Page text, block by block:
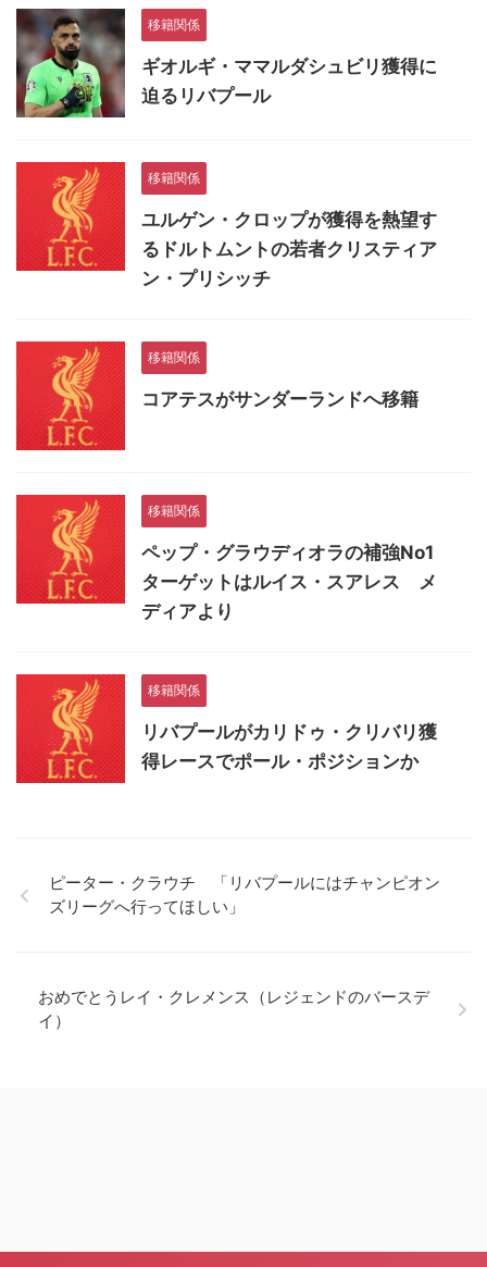
移籍関係
ギオルギ・ママルダシュビリ獲得に
迫るリバプール
移籍関係
ユルゲン・クロップが獲得を熱望す
るドルトムントの若者クリスティア
ン・プリシッチ
移籍関係
コアテスがサンダーランドへ移籍
移籍関係
ペップ・グラウディオラの補強No1
ターゲットはルイス・スアレス メ
ディアより
移籍関係
リバプールがカリドゥ・クリバリ獲
得レースでポール・ポジションか
ピーター・クラウチ 「リバプールにはチャンピオン
ズリーグへ行ってほしい」
おめでとうレイ・クレメンス（レジェンドのバースデ
イ）